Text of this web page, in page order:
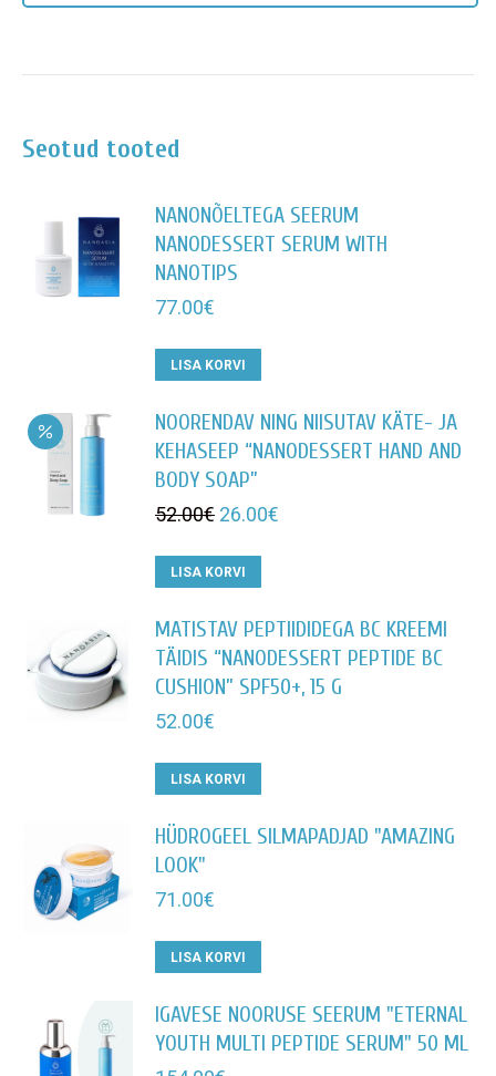
Seotud tooted
NANONÕELTEGA SEERUM
NANODESSERT SERUM WITH
NANOTIPS
77.00€
LISA KORVI
NOORENDAV NING NIISUTAV KÄTE- JA
KEHASEEP “NANODESSERT HAND AND
BODY SOAP”
52.00€ Algne
oli:
52.00€.
26.00€
LISA KORVI
MATISTAV PEPTIIDIDEGA BC KREEMI
TÄIDIS “NANODESSERT PEPTIDE BC
CUSHION” SPF50+, 15 G
52.00€
LISA KORVI
HÜDROGEEL SILMAPADJAD "AMAZING
LOOK"
71.00€
LISA KORVI
IGAVESE NOORUSE SEERUM "ETERNAL
YOUTH MULTI PEPTIDE SERUM" 50 ML